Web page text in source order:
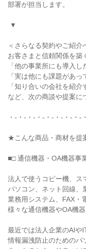
部署が担当します。
＜さらなる契約やご紹介
お客さまと信頼関係を築
「他の事業所にも導入し
「実は他にも課題があっ
「知り合いの会社を紹介
など、次の商談や提案に
・-・-・-・-・-・-・-・-
★こんな商品・商材を提
■□ 通信機器・OA機器事
法人で使うコピー機、ス
パソコン、ネット回線、
業務用システム、FAX・
様々な通信機器やOA機
最近では法人企業のAIや
情報漏洩防止のためのパ